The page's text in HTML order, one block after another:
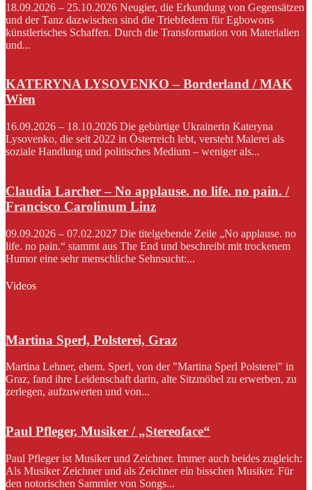
18.09.2026 – 25.10.2026 Neugier, die Erkundung von Gegensätzen
und der Tanz dazwischen sind die Triebfedern für Egbowons
künstlerisches Schaffen. Durch die Transformation von Materialien
und...
KATERYNA LYSOVENKO – Borderland / MAK
Wien
16.09.2026 – 18.10.2026 Die gebürtige Ukrainerin Kateryna
Lysovenko, die seit 2022 in Österreich lebt, versteht Malerei als
soziale Handlung und politisches Medium – weniger als...
Claudia Larcher – No applause. no life. no pain. /
Francisco Carolinum Linz
09.09.2026 – 07.02.2027 Die titelgebende Zeile „No applause. no
life. no pain.“ stammt aus The End und beschreibt mit trockenem
Humor eine sehr menschliche Sehnsucht:...
Videos
Martina Sperl, Polsterei, Graz
Martina Lehner, ehem. Sperl, von der "Martina Sperl Polsterei" in
Graz, fand ihre Leidenschaft darin, alte Sitzmöbel zu erwerben, zu
zerlegen, aufzuwerten und von...
Paul Pfleger, Musiker / „Stereoface“
Paul Pfleger ist Musiker und Zeichner. Immer auch beides zugleich:
Als Musiker Zeichner und als Zeichner ein bisschen Musiker. Für
den notorischen Sammler von Songs...